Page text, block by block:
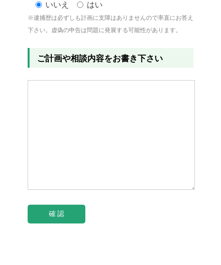
いいえ はい
※逮捕歴は必ずしも計画に支障はありませんので率直にお答え
下さい。虚偽の申告は問題に発展する可能性があります。
ご計画や相談内容をお書き下さい
確認